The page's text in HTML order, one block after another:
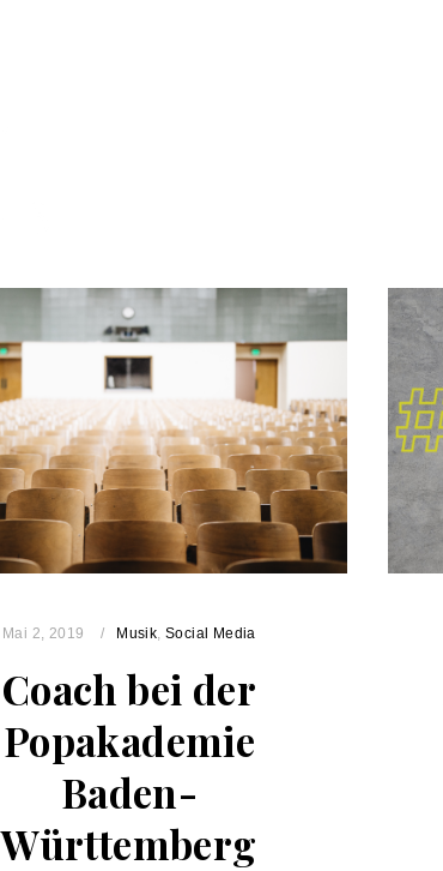
Mai 2, 2019 Musik ,Social Media
Coach bei der
Popakademie
Baden-
Württemberg